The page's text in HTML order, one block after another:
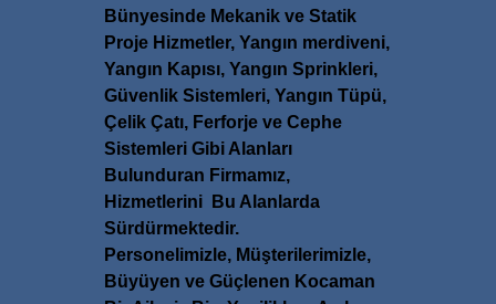
Bünyesinde Mekanik ve Statik
Proje Hizmetler, Yangın merdiveni,
Yangın Kapısı, Yangın Sprinkleri,
Güvenlik Sistemleri, Yangın Tüpü,
Çelik Çatı, Ferforje ve Cephe
Sistemleri Gibi Alanları
Bulunduran Firmamız,
Hizmetlerini Bu Alanlarda
Sürdürmektedir.
Personelimizle, Müşterilerimizle,
Büyüyen ve Güçlenen Kocaman